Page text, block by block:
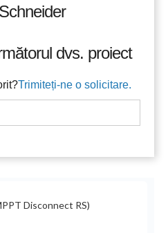
Schneider
dvs. proiect
Trimiteți-ne o solicitare.
Disconnect RS)